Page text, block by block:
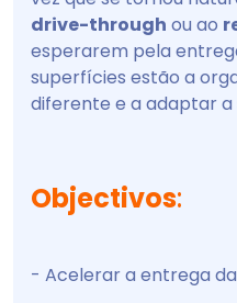
drive-through ou ao
esperarem pela
superfícies estão a
diferente e a adaptar a
Objectivos:
- Acelerar a entrega